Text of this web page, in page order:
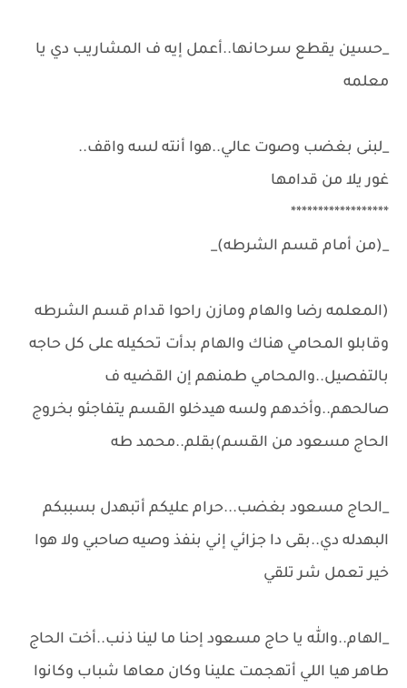
_حسين يقطع سرحانها..أعمل إيه ف المشاريب دي يا
معلمه
_لبنى بغضب وصوت عالي..هوا أنته لسه واقف..
غور يلا من قدامها
******************
_(من أمام قسم الشرطه)_
(المعلمه رضا والهام ومازن راحوا قدام قسم الشرطه
وقابلو المحامي هناك والهام بدأت تحكيله على كل حاجه
بالتفصيل..والمحامي طمنهم إن القضيه ف
صالحهم..وأخدهم ولسه هيدخلو القسم يتفاجئو بخروج
الحاج مسعود من القسم)بقلم..محمد طه
_الحاج مسعود بغضب...حرام عليكم أتبهدل بسببكم
البهدله دي..بقى دا جزائي إني بنفذ وصيه صاحبي ولا هوا
خير تعمل شر تلقي
_الهام..والله يا حاج مسعود إحنا ما لينا ذنب..أخت الحاج
طاهر هيا اللي أتهجمت علينا وكان معاها شباب وكانوا